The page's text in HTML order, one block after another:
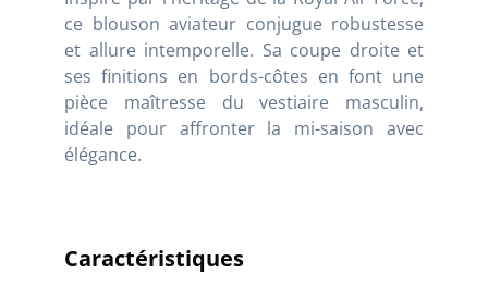
ce blouson aviateur conjugue robustesse
et allure intemporelle. Sa coupe droite et
ses finitions en bords-côtes en font une
pièce maîtresse du vestiaire masculin,
idéale pour affronter la mi-saison avec
élégance.
Caractéristiques